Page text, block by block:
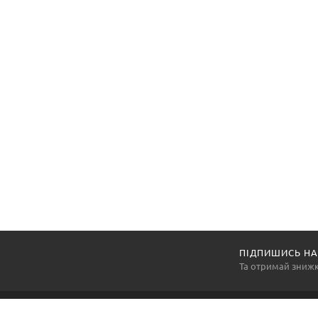
ПІДПИШИСЬ
Та отримай